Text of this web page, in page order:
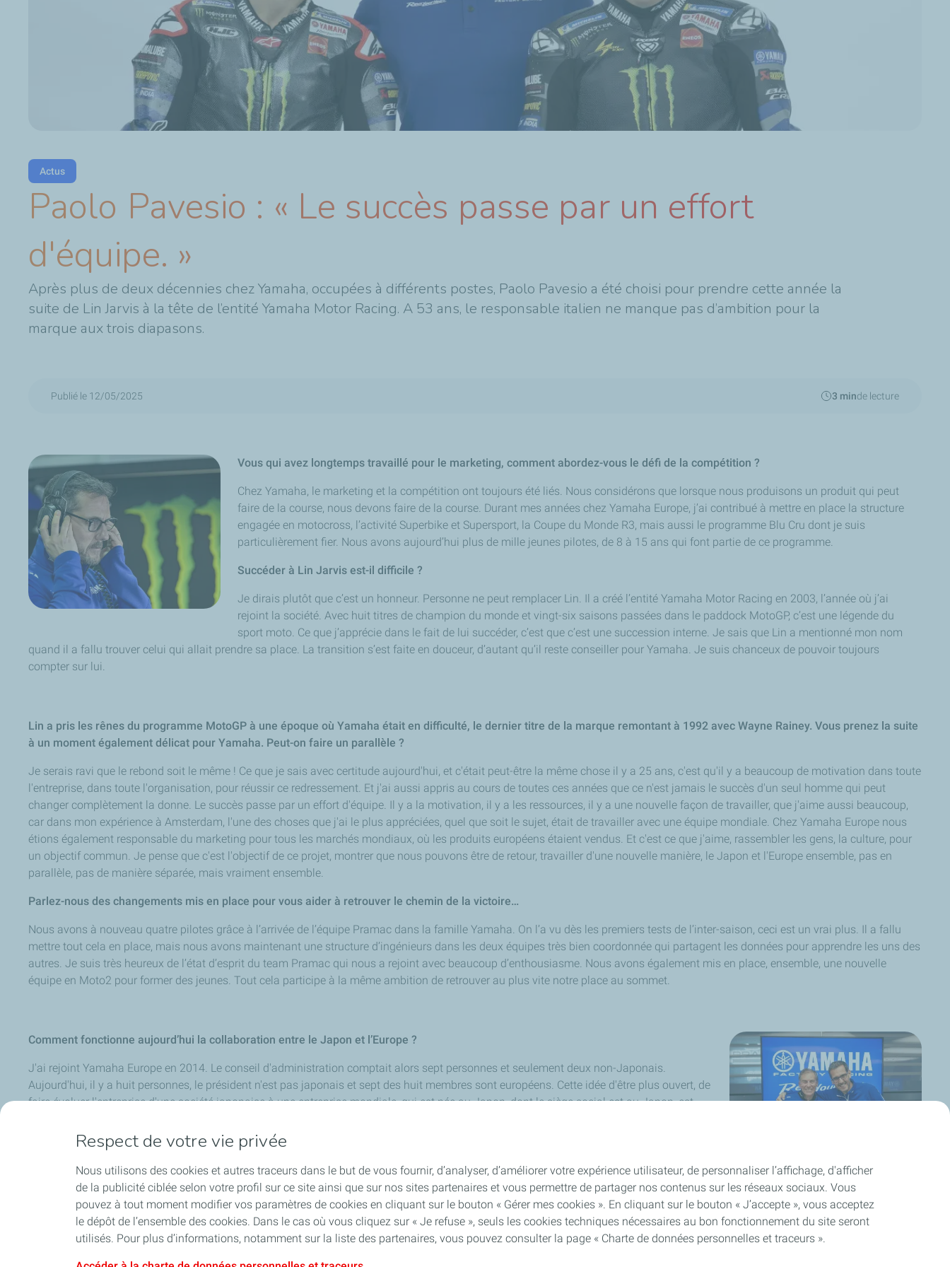
Actus
Paolo Pavesio : « Le succès passe par un effort
d'équipe. »
Après plus de deux décennies chez Yamaha, occupées à différents postes, Paolo Pavesio a été choisi pour prendre cette année la
suite de Lin Jarvis à la tête de l’entité Yamaha Motor Racing. A 53 ans, le responsable italien ne manque pas d’ambition pour la
marque aux trois diapasons.
Publié le 12/05/2025 3 minde lecture
Vous qui avez longtemps travaillé pour le marketing, comment abordez-vous le défi de la compétition ?
Chez Yamaha, le marketing et la compétition ont toujours été liés. Nous considérons que lorsque nous produisons un produit qui peut
faire de la course, nous devons faire de la course. Durant mes années chez Yamaha Europe, j’ai contribué à mettre en place la structure
engagée en motocross, l’activité Superbike et Supersport, la Coupe du Monde R3, mais aussi le programme Blu Cru dont je suis
particulièrement fier. Nous avons aujourd’hui plus de mille jeunes pilotes, de 8 à 15 ans qui font partie de ce programme.
Succéder à Lin Jarvis est-il difficile ?
Je dirais plutôt que c’est un honneur. Personne ne peut remplacer Lin. Il a créé l’entité Yamaha Motor Racing en 2003, l’année où j’ai
rejoint la société. Avec huit titres de champion du monde et vingt-six saisons passées dans le paddock MotoGP, c’est une légende du
sport moto. Ce que j’apprécie dans le fait de lui succéder, c’est que c’est une succession interne. Je sais que Lin a mentionné mon nom
quand il a fallu trouver celui qui allait prendre sa place. La transition s’est faite en douceur, d’autant qu’il reste conseiller pour Yamaha. Je suis chanceux de pouvoir toujours
compter sur lui.
Lin a pris les rênes du programme MotoGP à une époque où Yamaha était en difficulté, le dernier titre de la marque remontant à 1992 avec Wayne Rainey. Vous prenez la suite
à un moment également délicat pour Yamaha. Peut-on faire un parallèle ?
Je serais ravi que le rebond soit le même ! Ce que je sais avec certitude aujourd'hui, et c'était peut-être la même chose il y a 25 ans, c'est qu'il y a beaucoup de motivation dans toute
l'entreprise, dans toute l'organisation, pour réussir ce redressement. Et j'ai aussi appris au cours de toutes ces années que ce n'est jamais le succès d'un seul homme qui peut
changer complètement la donne. Le succès passe par un effort d'équipe. Il y a la motivation, il y a les ressources, il y a une nouvelle façon de travailler, que j'aime aussi beaucoup,
car dans mon expérience à Amsterdam, l'une des choses que j'ai le plus appréciées, quel que soit le sujet, était de travailler avec une équipe mondiale. Chez Yamaha Europe nous
étions également responsable du marketing pour tous les marchés mondiaux, où les produits européens étaient vendus. Et c'est ce que j'aime, rassembler les gens, la culture, pour
un objectif commun. Je pense que c'est l'objectif de ce projet, montrer que nous pouvons être de retour, travailler d'une nouvelle manière, le Japon et l'Europe ensemble, pas en
parallèle, pas de manière séparée, mais vraiment ensemble.
Parlez-nous des changements mis en place pour vous aider à retrouver le chemin de la victoire…
Nous avons à nouveau quatre pilotes grâce à l’arrivée de l’équipe Pramac dans la famille Yamaha. On l’a vu dès les premiers tests de l’inter-saison, ceci est un vrai plus. Il a fallu
mettre tout cela en place, mais nous avons maintenant une structure d’ingénieurs dans les deux équipes très bien coordonnée qui partagent les données pour apprendre les uns des
autres. Je suis très heureux de l’état d’esprit du team Pramac qui nous a rejoint avec beaucoup d’enthousiasme. Nous avons également mis en place, ensemble, une nouvelle
équipe en Moto2 pour former des jeunes. Tout cela participe à la même ambition de retrouver au plus vite notre place au sommet.
Comment fonctionne aujourd’hui la collaboration entre le Japon et l’Europe ?
J'ai rejoint Yamaha Europe en 2014. Le conseil d'administration comptait alors sept personnes et seulement deux non-Japonais.
Aujourd'hui, il y a huit personnes, le président n'est pas japonais et sept des huit membres sont européens. Cette idée d'être plus ouvert, de
faire évoluer l'entreprise d'une société japonaise à une entreprise mondiale, qui est née au Japon, dont le siège social est au Japon, est
que l’Angleterre est à la Formule 1. La logistique, la gestion sportive, le développement… L’Europe est incontournable dans le monde des
sports mécaniques. Pour autant, beaucoup de choses se font encore au Japon. Disons que nous avons des groupes de travail au Japon
et en Italie, mais nous faisons en sorte d’éviter les doublons. Il y a des groupes qui travaillent ensemble sur différents sujets et la plupart
des sujets sont encore menés au Japon, mais il y a toujours des personnes qui apportent des connaissances de l'Europe et il y a des
domaines où l'Europe est clairement en tête, comme celui de l'aérodynamique.
Respect de votre vie privée
Nous utilisons des cookies et autres traceurs dans le but de vous fournir, d’analyser, d’améliorer votre expérience utilisateur, de personnaliser l’affichage, d'afficher
de la publicité ciblée selon votre profil sur ce site ainsi que sur nos sites partenaires et vous permettre de partager nos contenus sur les réseaux sociaux. Vous
pouvez à tout moment modifier vos paramètres de cookies en cliquant sur le bouton « Gérer mes cookies ». En cliquant sur le bouton « J’accepte », vous acceptez
le dépôt de l’ensemble des cookies. Dans le cas où vous cliquez sur « Je refuse », seuls les cookies techniques nécessaires au bon fonctionnement du site seront
utilisés. Pour plus d’informations, notamment sur la liste des partenaires, vous pouvez consulter la page « Charte de données personnelles et traceurs ».